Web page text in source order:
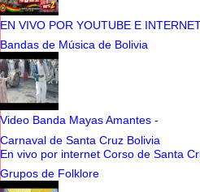
EN VIVO POR YOUTUBE E
Bandas de Música de Bolivia
Video Banda Mayas Amantes -
Carnaval de Santa Cruz Bolivia
En vivo por internet Corso de Santa
Grupos de Folklore